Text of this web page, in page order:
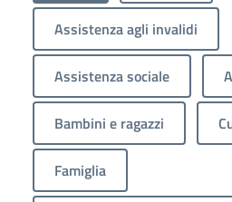
Assistenza agli invalidi
Assistenza sociale
Bambini e ragazzi
Famiglia